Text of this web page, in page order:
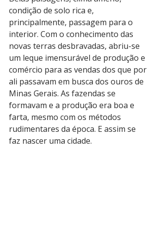
condição de solo rica e,
principalmente, passagem para o
interior. Com o conhecimento das
novas terras desbravadas, abriu-se
um leque imensurável de produção e
comércio para as vendas dos que por
ali passavam em busca dos ouros de
Minas Gerais. As fazendas se
formavam e a produção era boa e
farta, mesmo com os métodos
rudimentares da época. E assim se
faz nascer uma cidade.